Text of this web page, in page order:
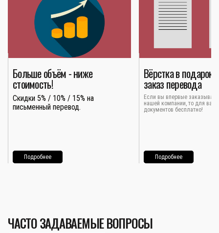
Больше объём - ниже
стоимость!
Скидки 5% / 10% / 15% на
письменный перевод.
Подробнее
Вёрстка в подарок
заказ перевода
Если вы впервые
нашей компании, то для вас
документов бесплатно!
Подробнее
ЧАСТО ЗАДАВАЕМЫЕ ВОПРОСЫ